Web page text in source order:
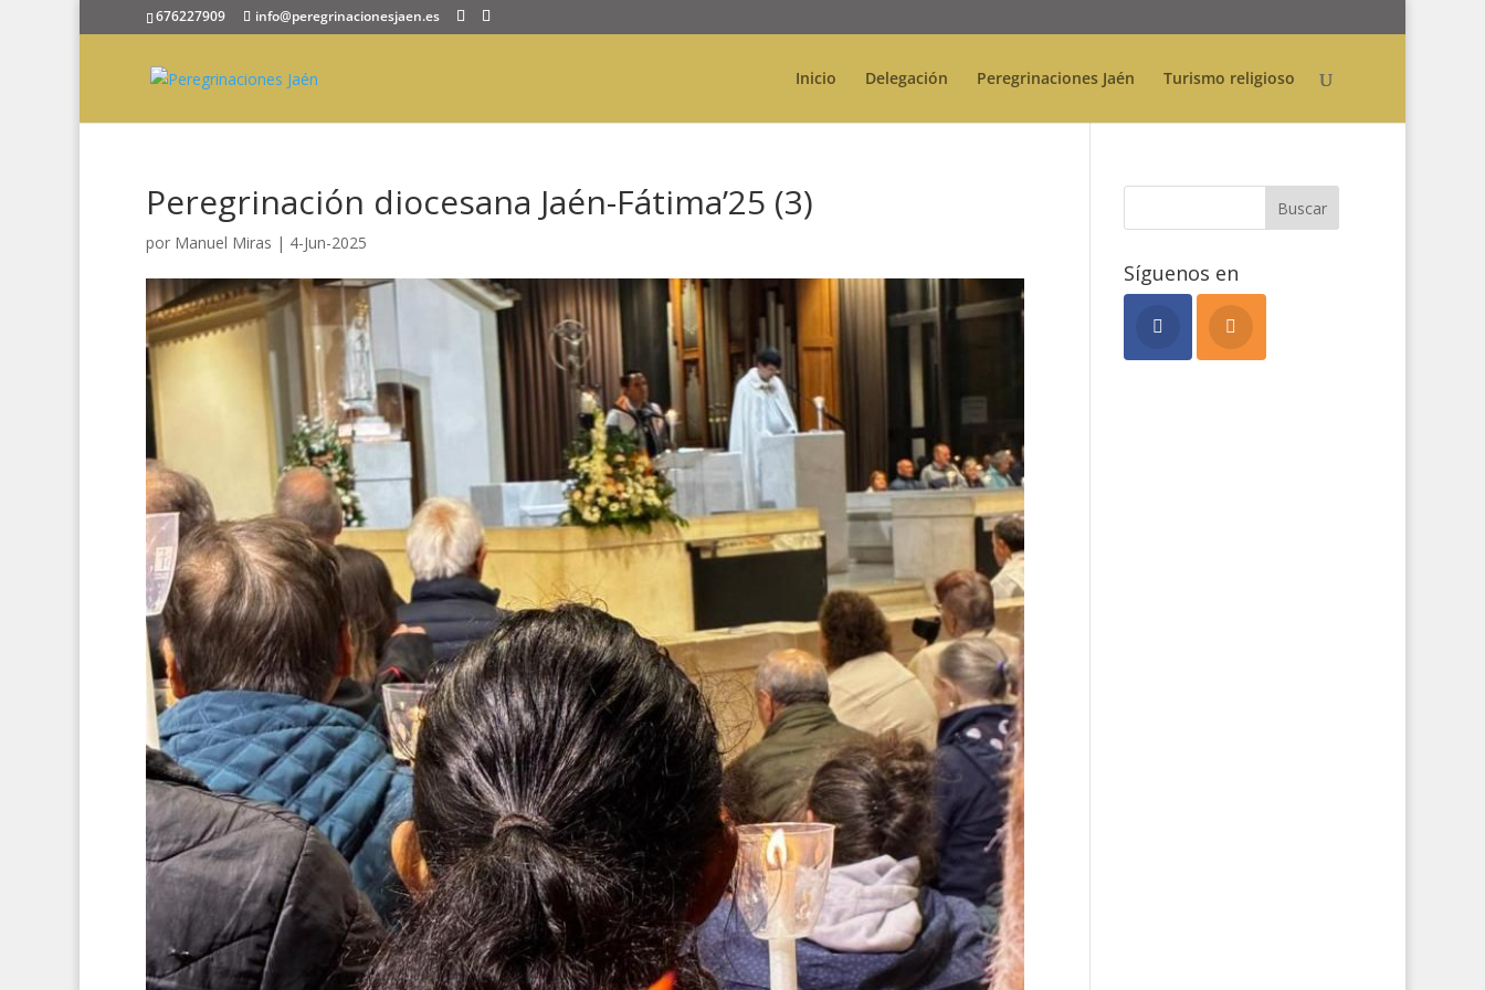
676227909 info@peregrinacionesjaen.es
Inicio Delegación Peregrinaciones Jaén Turismo religioso
Peregrinación diocesana Jaén-Fátima’25 (3)
por Manuel Miras | 4-Jun-2025
Síguenos en